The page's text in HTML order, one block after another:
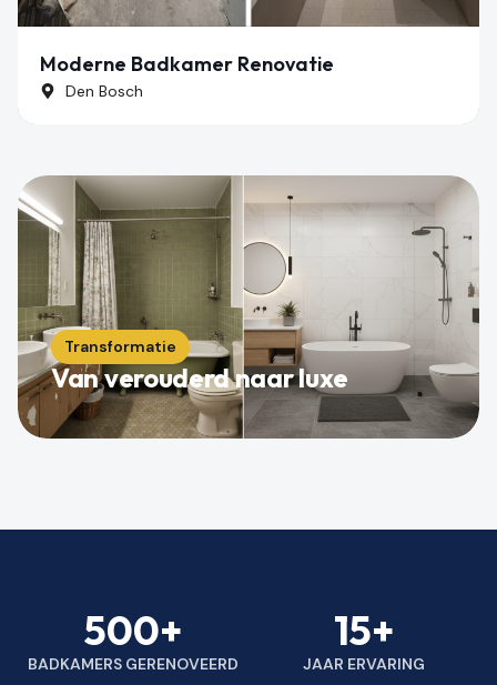
Moderne Badkamer Renovatie
Den Bosch
Transformatie
Van verouderd naar luxe
500+
BADKAMERS GERENOVEERD
15+
JAAR ERVARING